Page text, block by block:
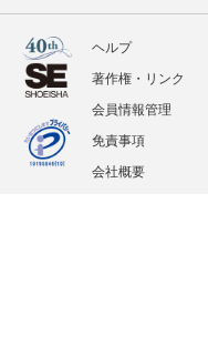
ヘルプ
著作権・リンク
会員情報管理
免責事項
会社概要